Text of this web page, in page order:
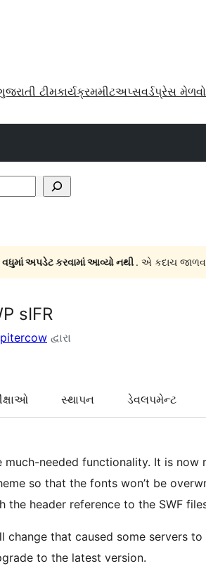
ટીમકાર્યક્રમમીટઅપ્સવર્ડપ્રેસ મેળવો
વધુમાં અપડેટ કરવામાં આવ્યો નથી . એ કદાચ
sIFR
દ્વારા
સ્થાપન ડેવલપમેન્ટ
much-needed functionality. It is
so that the fonts won’t be
the header reference to the SWF
change that caused some servers
to the latest version.